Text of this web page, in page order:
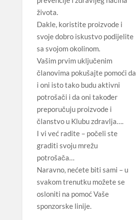
života.
Dakle, koristite proizvode i
svoje dobro iskustvo podijelite
sa svojom okolinom.
Vašim prvim uključenim
članovima pokušajte pomoći da
i oni isto tako budu aktivni
potrošači i da oni također
preporučuju proizvode i
članstvo u Klubu zdravlja….
I vi već radite – počeli ste
graditi svoju mrežu
potrošača…
Naravno, nećete biti sami – u
svakom trenutku možete se
osloniti na pomoć Vaše
sponzorske linije.